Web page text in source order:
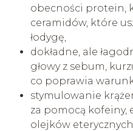
obecności protein,
ceramidów, które
łodygę,
dokładne, ale
głowy z sebum,
co poprawia
stymulowanie
za pomocą kofeiny,
olejków eterycznych,